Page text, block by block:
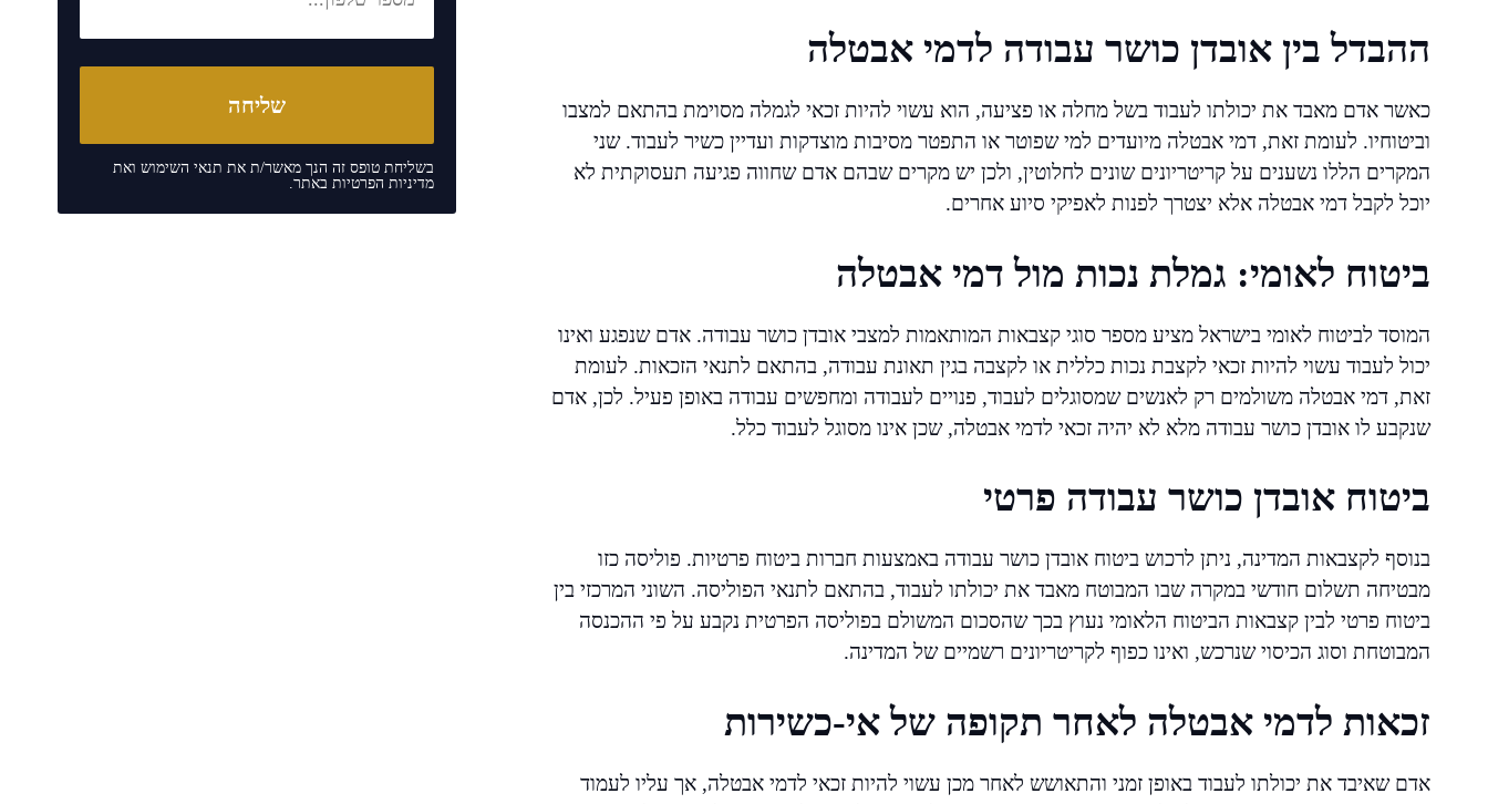
ההבדל בין אובדן כושר עבודה לדמי אבטלה
כאשר אדם מאבד את יכולתו לעבוד בשל מחלה או פציעה, הוא עשוי להיות זכאי לגמלה מסוימת בהתאם למצבו
וביטוחיו. לעומת זאת, דמי אבטלה מיועדים למי שפוטר או התפטר מסיבות מוצדקות ועדיין כשיר לעבוד. שני
המקרים הללו נשענים על קריטריונים שונים לחלוטין, ולכן יש מקרים שבהם אדם שחווה פגיעה תעסוקתית לא
יוכל לקבל דמי אבטלה אלא יצטרך לפנות לאפיקי סיוע אחרים.
ביטוח לאומי: גמלת נכות מול דמי אבטלה
המוסד לביטוח לאומי בישראל מציע מספר סוגי קצבאות המותאמות למצבי אובדן כושר עבודה. אדם שנפגע ואינו
יכול לעבוד עשוי להיות זכאי לקצבת נכות כללית או לקצבה בגין תאונת עבודה, בהתאם לתנאי הזכאות. לעומת
זאת, דמי אבטלה משולמים רק לאנשים שמסוגלים לעבוד, פנויים לעבודה ומחפשים עבודה באופן פעיל. לכן, אדם
שנקבע לו אובדן כושר עבודה מלא לא יהיה זכאי לדמי אבטלה, שכן אינו מסוגל לעבוד כלל.
ביטוח אובדן כושר עבודה פרטי
בנוסף לקצבאות המדינה, ניתן לרכוש ביטוח אובדן כושר עבודה באמצעות חברות ביטוח פרטיות. פוליסה כזו
מבטיחה תשלום חודשי במקרה שבו המבוטח מאבד את יכולתו לעבוד, בהתאם לתנאי הפוליסה. השוני המרכזי בין
ביטוח פרטי לבין קצבאות הביטוח הלאומי נעוץ בכך שהסכום המשולם בפוליסה הפרטית נקבע על פי ההכנסה
המבוטחת וסוג הכיסוי שנרכש, ואינו כפוף לקריטריונים רשמיים של המדינה.
זכאות לדמי אבטלה לאחר תקופה של אי-כשירות
אדם שאיבד את יכולתו לעבוד באופן זמני והתאושש לאחר מכן עשוי להיות זכאי לדמי אבטלה, אך עליו לעמוד
בשליחת טופס זה הנך מאשר/ת את תנאי השימושואת
מדיניות הפרטיותבאתר.